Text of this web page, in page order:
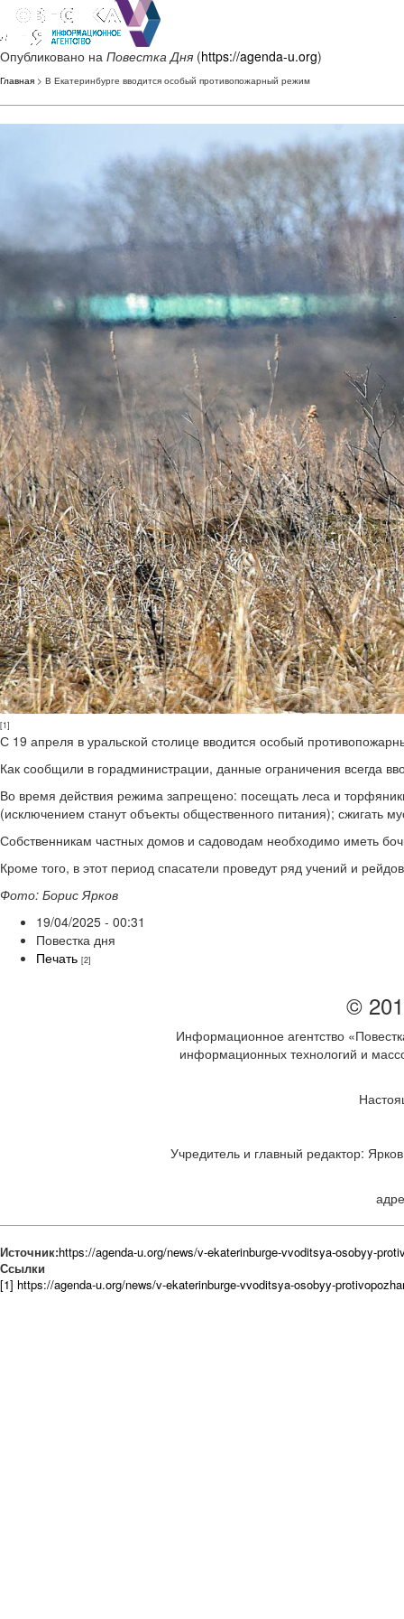
Опубликовано на Повестка Дня (https://agenda-u.org)
Главная > В Екатеринбурге вводится особый противопожарный режим
[1]
С 19 апреля в уральской столице вводится особый
Как сообщили в горадминистрации, данные ограничения всегда
Во время действия режима запрещено: посещать леса и
(исключением станут объекты общественного питания); сжигать
Собственникам частных домов и садоводам необходимо иметь
Кроме того, в этот период спасатели проведут ряд учений и
Фото: Борис Ярков
19/04/2025 - 00:31
Повестка дня
Печать [2]
©
Информационное агентство
информационных технологий и
Учредитель и главный редактор:
Источник:https://agenda-u.org/news/v-ekaterinburge-vvoditsya-osobyy-
Ссылки
[1] https://agenda-u.org/news/v-ekaterinburge-vvoditsya-osobyy-